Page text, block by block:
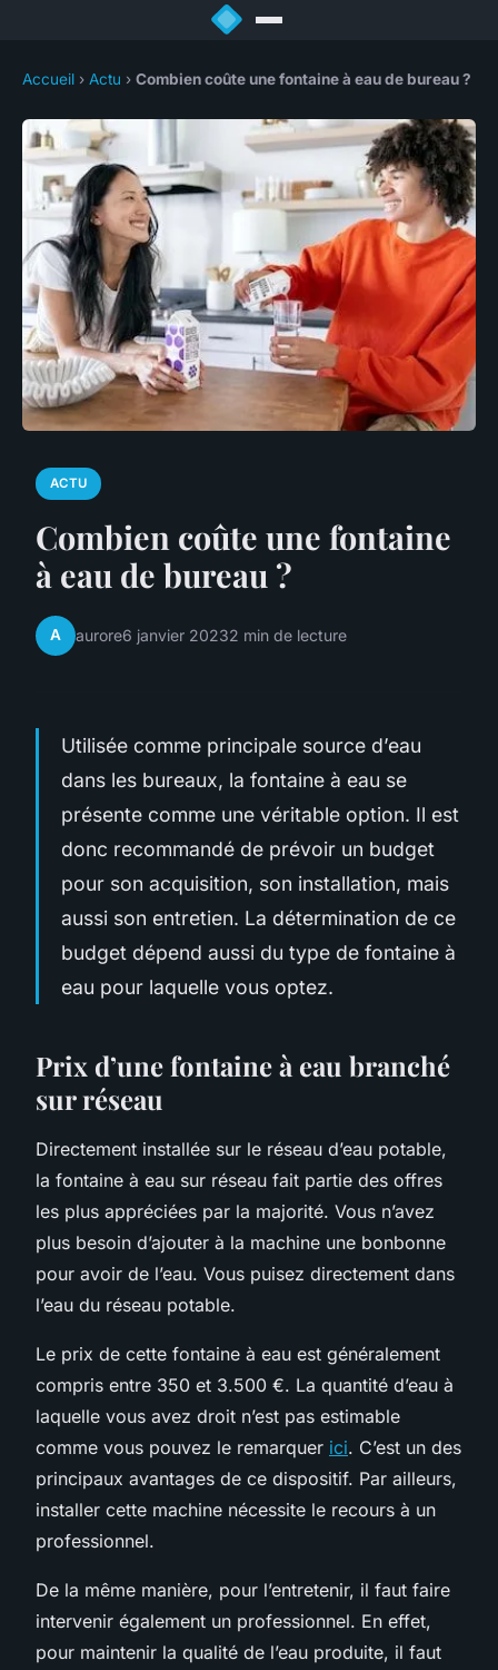
Accueil › Actu › Combien coûte une fontaine à eau de bureau ?
ACTU
Combien coûte une fontaine
à eau de bureau ?
A aurore6 janvier 20232 min de lecture
Utilisée comme principale source d’eau
dans les bureaux, la fontaine à eau se
présente comme une véritable option. Il est
donc recommandé de prévoir un budget
pour son acquisition, son installation, mais
aussi son entretien. La détermination de ce
budget dépend aussi du type de fontaine à
eau pour laquelle vous optez.
Prix d’une fontaine à eau branché
sur réseau
Directement installée sur le réseau d’eau potable,
la fontaine à eau sur réseau fait partie des offres
les plus appréciées par la majorité. Vous n’avez
plus besoin d’ajouter à la machine une bonbonne
pour avoir de l’eau. Vous puisez directement dans
l’eau du réseau potable.
Le prix de cette fontaine à eau est généralement
compris entre 350 et 3.500 €. La quantité d’eau à
laquelle vous avez droit n’est pas estimable
comme vous pouvez le remarquer ici. C’est un des
principaux avantages de ce dispositif. Par ailleurs,
installer cette machine nécessite le recours à un
professionnel.
De la même manière, pour l’entretenir, il faut faire
intervenir également un professionnel. En effet,
pour maintenir la qualité de l’eau produite, il faut